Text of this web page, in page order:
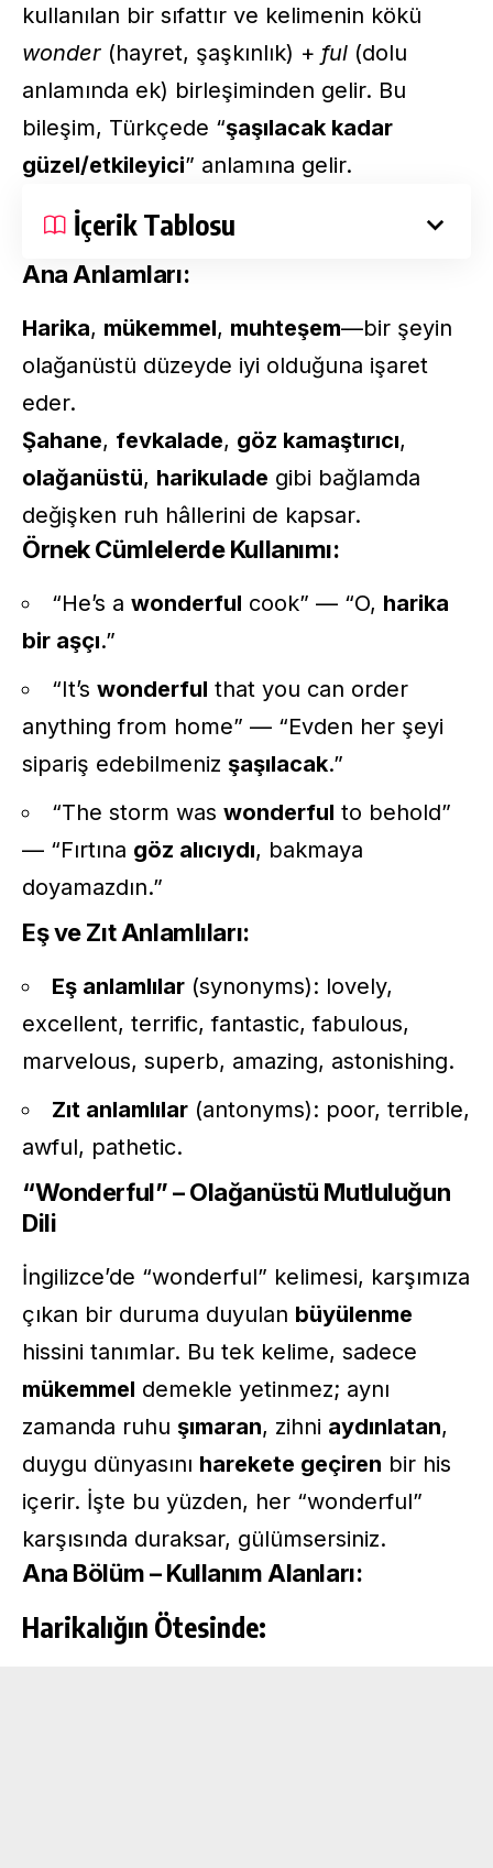
kullanılan bir sıfattır ve kelimenin kökü
wonder (hayret, şaşkınlık) + ful (dolu
anlamında ek) birleşiminden gelir. Bu
bileşim, Türkçede “şaşılacak kadar
güzel/etkileyici” anlamına gelir.
İçerik Tablosu
Ana Anlamları:
Harika, mükemmel, muhteşem—bir şeyin
olağanüstü düzeyde iyi olduğuna işaret
eder.
Şahane, fevkalade, göz kamaştırıcı,
olağanüstü, harikulade gibi bağlamda
değişken ruh hâllerini de kapsar.
Örnek Cümlelerde Kullanımı:
“He’s a wonderful cook” — “O, harika
bir aşçı.”
“It’s wonderful that you can order
anything from home” — “Evden her şeyi
sipariş edebilmeniz şaşılacak.”
“The storm was wonderful to behold”
— “Fırtına göz alıcıydı, bakmaya
doyamazdın.”
Eş ve Zıt Anlamlıları:
Eş anlamlılar (synonyms): lovely,
excellent, terrific, fantastic, fabulous,
marvelous, superb, amazing, astonishing.
Zıt anlamlılar (antonyms): poor, terrible,
awful, pathetic.
“Wonderful” – Olağanüstü Mutluluğun
Dili
İngilizce’de “wonderful” kelimesi, karşımıza
çıkan bir duruma duyulan büyülenme
hissini tanımlar. Bu tek kelime, sadece
mükemmel demekle yetinmez; aynı
zamanda ruhu şımaran, zihni aydınlatan,
duygu dünyasını harekete geçiren bir his
içerir. İşte bu yüzden, her “wonderful”
karşısında duraksar, gülümsersiniz.
Ana Bölüm – Kullanım Alanları:
Harikalığın Ötesinde: